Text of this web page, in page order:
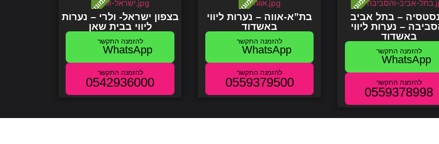
בצפון ישראל- ולרי – נערות
ליווי בבית שאן
WhatsApp
0542936000
בת”א-אווה – נערות ליווי
באשדוד
WhatsApp
0559379500
– בתל אביב
– נערות ליווי
באשדוד
WhatsApp
0559378998